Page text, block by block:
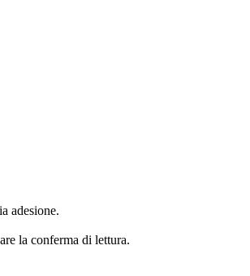
adesione.
la conferma di lettura.